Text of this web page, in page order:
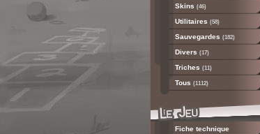
Skins (46)
Utilitaires (58)
Sauvegardes (182)
Divers (17)
Triches (11)
Tous (1112)
Fiche technique